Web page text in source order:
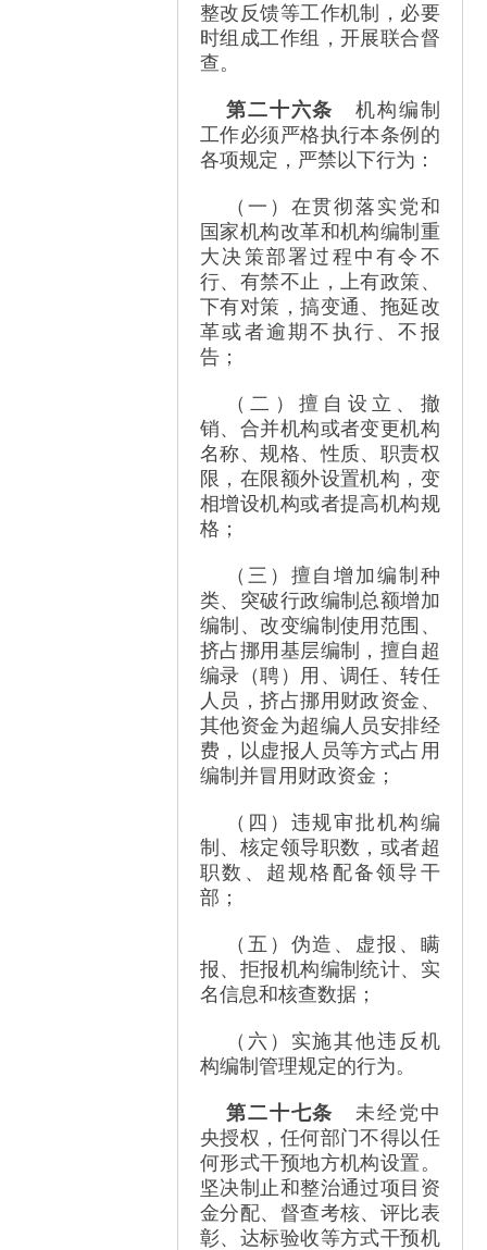
整改反馈等工作机制，必要
时组成工作组，开展联合督
查。
第二十六条
机构编制
工作必须严格执行本条例的
各项规定，严禁以下行为：
（一）在贯彻落实党和
国家机构改革和机构编制重
大决策部署过程中有令不
行、有禁不止，上有政策、
下有对策，搞变通、拖延改
革或者逾期不执行、不报
告；
（二）擅自设立、撤
销、合并机构或者变更机构
名称、规格、性质、职责权
限，在限额外设置机构，变
相增设机构或者提高机构规
格；
（三）擅自增加编制种
类、突破行政编制总额增加
编制、改变编制使用范围、
挤占挪用基层编制，擅自超
编录（聘）用、调任、转任
人员，挤占挪用财政资金、
其他资金为超编人员安排经
费，以虚报人员等方式占用
编制并冒用财政资金；
（四）违规审批机构编
制、核定领导职数，或者超
职数、超规格配备领导干
部；
（五）伪造、虚报、瞒
报、拒报机构编制统计、实
名信息和核查数据；
（六）实施其他违反机
构编制管理规定的行为。
第二十七条 未经党中
央授权，任何部门不得以任
何形式干预地方机构设置。
坚决制止和整治通过项目资
金分配、督查考核、评比表
彰、达标验收等方式干预机